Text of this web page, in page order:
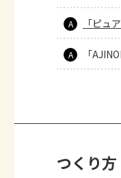
A 「ピュ
A 「
つくり方